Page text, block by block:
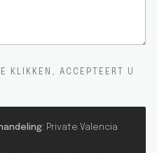
KLIKKEN, ACCEPTEERT U
: Private Valencia